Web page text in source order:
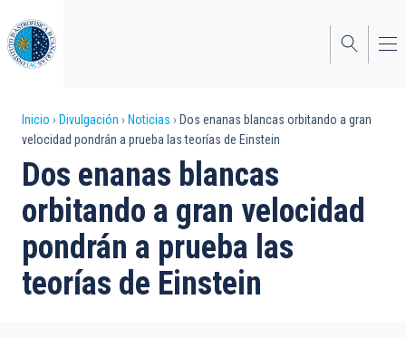
al
contenido
principal
Sobrescribir
enlaces
de
ayuda
a
la
Inicio Divulgación Noticias
Dos enanas blancas orbitando a gran
velocidad pondrán a prueba las teorías de Einstein
Dos enanas blancas
orbitando a gran velocidad
pondrán a prueba las
teorías de Einstein